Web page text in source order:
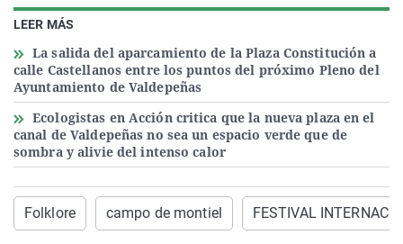
LEER MÁS
La salida del aparcamiento de la Plaza Constitución a
calle Castellanos entre los puntos del próximo Pleno del
Ayuntamiento de Valdepeñas
Ecologistas en Acción critica que la nueva plaza en el
canal de Valdepeñas no sea un espacio verde que de
sombra y alivie del intenso calor
Folklore campo de montiel FESTIVAL